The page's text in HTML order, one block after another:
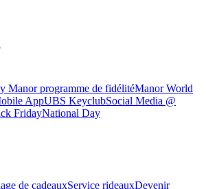
Manor programme de fidélitéManor World
AppUBS KeyclubSocial Media @
FridayNational Day
de cadeauxService rideauxDevenir